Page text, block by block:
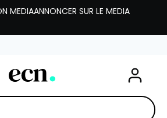
MEDIAANNONCER SUR LE MEDIA